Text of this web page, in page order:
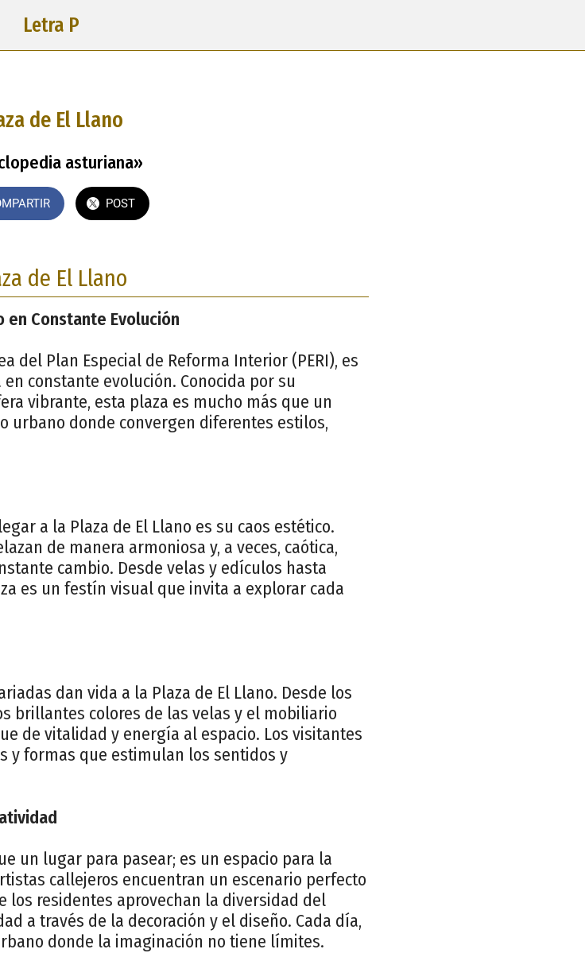
Letra P
de El Llano
asturiana»
POST
de El Llano
en Constante Evolución
del Plan Especial de Reforma Interior (PERI), es
constante evolución. Conocida por su
vibrante, esta plaza es mucho más que un
urbano donde convergen diferentes estilos,
a la Plaza de El Llano es su caos estético.
de manera armoniosa y, a veces, caótica,
cambio. Desde velas y edículos hasta
es un festín visual que invita a explorar cada
dan vida a la Plaza de El Llano. Desde los
brillantes colores de las velas y el mobiliario
de vitalidad y energía al espacio. Los visitantes
y formas que estimulan los sentidos y
un lugar para pasear; es un espacio para la
callejeros encuentran un escenario perfecto
los residentes aprovechan la diversidad del
a través de la decoración y el diseño. Cada día,
donde la imaginación no tiene límites.